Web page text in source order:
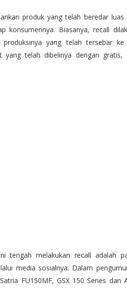
produk yang telah beredar
konsumennya. Biasanya, recall
yang telah tersebar
yang telah dibelinya dengan
tengah melakukan recall adalah
media sosialnya. Dalam
FU150MF, GSX 150 Series